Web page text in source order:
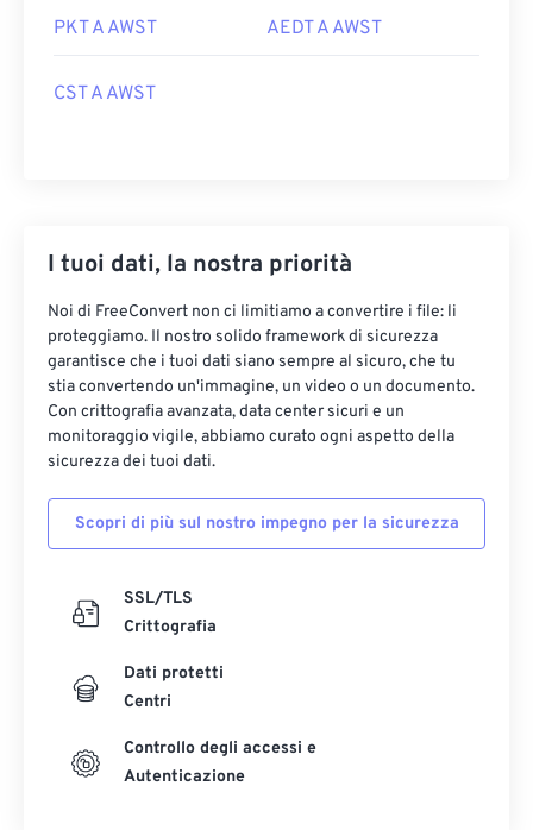
PKT A AWST AEDT A AWST
CST A AWST
I tuoi dati, la nostra priorità
Noi di FreeConvert non ci limitiamo a convertire i file: li
proteggiamo. Il nostro solido framework di sicurezza
garantisce che i tuoi dati siano sempre al sicuro, che tu
stia convertendo un'immagine, un video o un documento.
Con crittografia avanzata, data center sicuri e un
monitoraggio vigile, abbiamo curato ogni aspetto della
sicurezza dei tuoi dati.
Scopri di più sul nostro impegno per la sicurezza
SSL/TLS
Crittografia
Dati protetti
Centri
Controllo degli accessi e
Autenticazione